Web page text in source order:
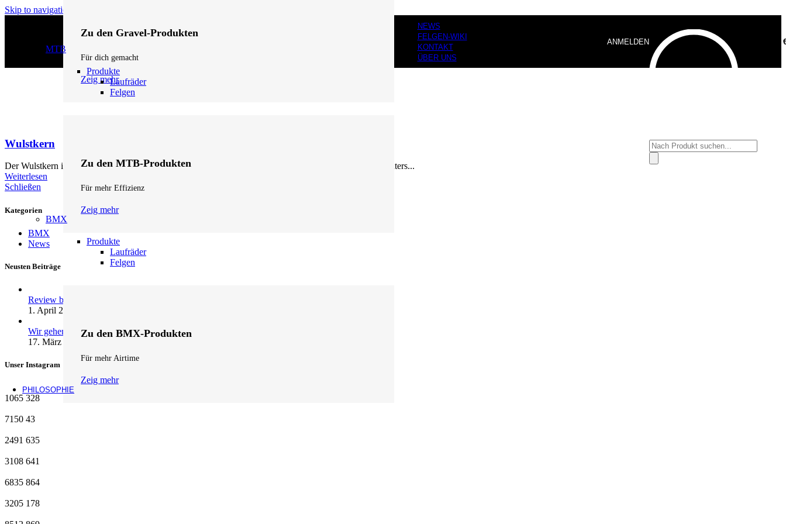
Skip to navigation
Zu den Gravel-Produkten
Für dich gemacht
Zeig mehr
MTB
Produkte
Laufräder
Felgen
Zu den MTB-Produkten
Für mehr Effizienz
Zeig mehr
BMX
Produkte
Laufräder
Felgen
Zu den BMX-Produkten
Für mehr Airtime
Zeig mehr
PHILOSOPHIE
NEWS
FELGEN-WIKI
KONTAKT
ÜBER UNS
ANMELDEN
Products
search
Wulstkern
Der Wulstkern ist der stabilisierende Draht oder Kevlarfaden im Reifen, der in die Felgenhörner greift. Unters...
Weiterlesen
Schließen
Kategorien
BMX
News
Neusten Beiträge
Review by fifteen: andrenalin wheels …
1. April 2026
Wir gehen Online
17. März 2026
Unser Instagram
1065 328
7150 43
2491 635
3108 641
6835 864
3205 178